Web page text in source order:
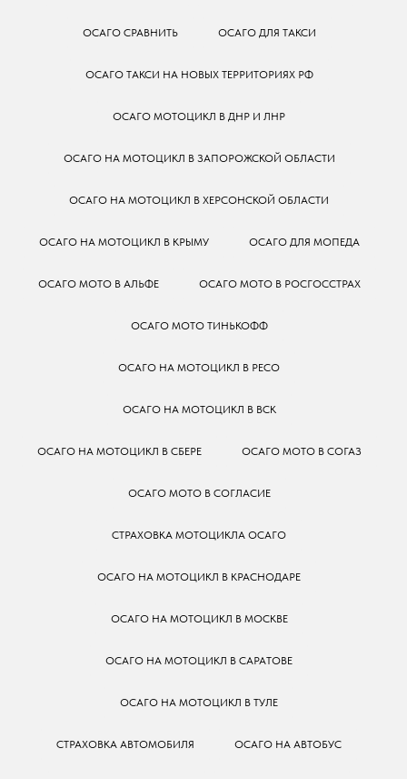
ОСАГО СРАВНИТЬ ОСАГО ДЛЯ ТАКСИ
ОСАГО ТАКСИ НА НОВЫХ ТЕРРИТОРИЯХ РФ
ОСАГО МОТОЦИКЛ В ДНР И ЛНР
ОСАГО НА МОТОЦИКЛ В ЗАПОРОЖСКОЙ ОБЛАСТИ
ОСАГО НА МОТОЦИКЛ В ХЕРСОНСКОЙ ОБЛАСТИ
ОСАГО НА МОТОЦИКЛ В КРЫМУ ОСАГО ДЛЯ МОПЕДА
ОСАГО МОТО В АЛЬФЕ ОСАГО МОТО В РОСГОССТРАХ
ОСАГО МОТО ТИНЬКОФФ
ОСАГО НА МОТОЦИКЛ В РЕСО
ОСАГО НА МОТОЦИКЛ В ВСК
ОСАГО НА МОТОЦИКЛ В СБЕРЕ ОСАГО МОТО В СОГАЗ
ОСАГО МОТО В СОГЛАСИЕ
СТРАХОВКА МОТОЦИКЛА ОСАГО
ОСАГО НА МОТОЦИКЛ В КРАСНОДАРЕ
ОСАГО НА МОТОЦИКЛ В МОСКВЕ
ОСАГО НА МОТОЦИКЛ В САРАТОВЕ
ОСАГО НА МОТОЦИКЛ В ТУЛЕ
СТРАХОВКА АВТОМОБИЛЯ ОСАГО НА АВТОБУС